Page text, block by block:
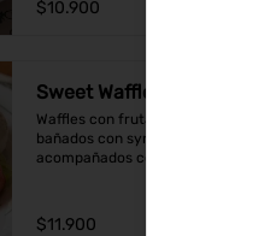
$10.900
Sweet Waffles
Waffles con frutas de temporada,
bañados con syrup de caramelo y
acompañados con helado de
$11.900